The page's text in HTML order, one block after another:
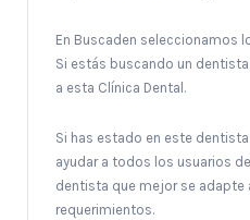
En Buscaden seleccionamos
Si estás buscando un
a esta Clínica Dental.
Si has estado en este
ayudar a todos los usuarios
dentista que mejor se adapte
requerimientos.